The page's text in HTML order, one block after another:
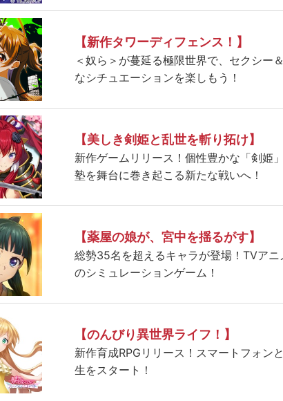
【新作タワーディフェンス！】
＜奴ら＞が蔓延る極限世界で、セクシー
なシチュエーションを楽しもう！
【美しき剣姫と乱世を斬り拓け】
新作ゲームリリース！個性豊かな「剣姫
塾を舞台に巻き起こる新たな戦いへ！
【薬屋の娘が、宮中を揺るがす】
総勢35名を超えるキャラが登場！TVアニ
のシミュレーションゲーム！
【のんびり異世界ライフ！】
新作育成RPGリリース！スマートフォン
生をスタート！